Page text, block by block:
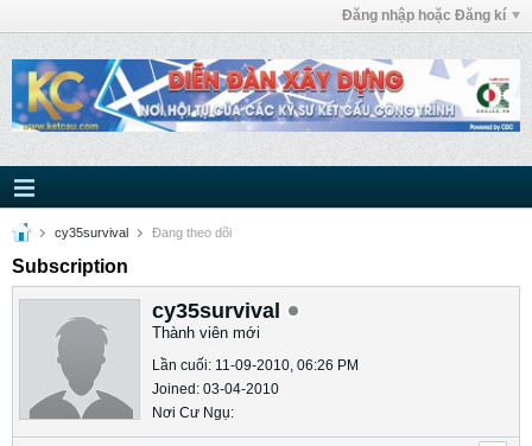
Đăng nhập hoặc Đăng kí
cy35survival Ðang theo dõi
Subscription
cy35survival
Thành viên mới
Lần cuối: 11-09-2010, 06:26 PM
Joined: 03-04-2010
Nơi Cư Ngụ: